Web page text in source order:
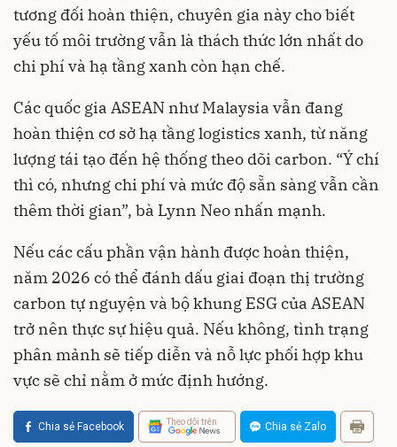
tương đối hoàn thiện, chuyên gia này cho biết
yếu tố môi trường vẫn là thách thức lớn nhất do
chi phí và hạ tầng xanh còn hạn chế.
Các quốc gia ASEAN như Malaysia vẫn đang
hoàn thiện cơ sở hạ tầng logistics xanh, từ năng
lượng tái tạo đến hệ thống theo dõi carbon. “Ý chí
thì có, nhưng chi phí và mức độ sẵn sàng vẫn cần
thêm thời gian”, bà Lynn Neo nhấn mạnh.
Nếu các cấu phần vận hành được hoàn thiện,
năm 2026 có thể đánh dấu giai đoạn thị trường
carbon tự nguyện và bộ khung ESG của ASEAN
trở nên thực sự hiệu quả. Nếu không, tình trạng
phân mảnh sẽ tiếp diễn và nỗ lực phối hợp khu
vực sẽ chỉ nằm ở mức định hướng.
Chia sẻ Facebook Theo dõi trên Chia sẻ Zalo